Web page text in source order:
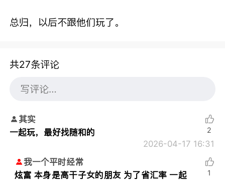
总归，以后不跟他们玩了。
共27条评论
其实
一起玩，最好找随和的
2026-04-17 16:31
2
我一个平时经常
炫富 本身是高干子女的朋友 为了省汇率 一起
1